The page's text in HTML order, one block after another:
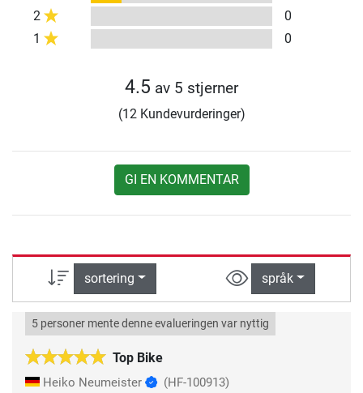
2
0
1
0
4.5 av 5 stjerner
(12 Kundevurderinger)
GI EN KOMMENTAR
sortering språk
Top Bike
5 personer mente denne evalueringen var nyttig
Heiko Neumeister (HF-100913)